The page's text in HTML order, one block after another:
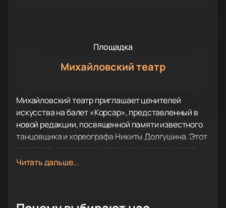
Площадка
Михайловский театр
Михайловский театр приглашает ценителей
искусства на балет «Корсар», представленный в
новой редакции, посвященной памяти известного
танцовщика и хореографа Никиты Долгушина. Этот
спектакль возрождает традиции классического
танца, обогащая их современными техническими
Читать дальше...